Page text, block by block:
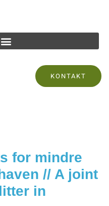
KONTAKT
for mindre
// A joint
in